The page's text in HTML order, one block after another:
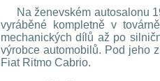
Na ženevském autosalonu
vyráběné kompletně v
mechanických dílů až po
výrobce automobilů. Pod jeho
Fiat Ritmo Cabrio.